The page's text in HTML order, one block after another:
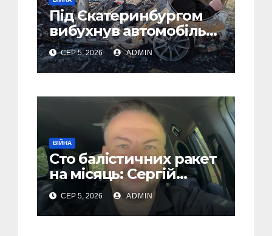
Під Єкатеринбургом
вибухнув автомобіль
голови компанії-
виробника дронів
“Упир” – перші
СЕР 5, 2026 ADMIN
ВІЙНА
Сто балістичних ракет
на місяць: Сергій
“Флеш” закликав
українців готуватися
до гіршого
СЕР 5, 2026 ADMIN